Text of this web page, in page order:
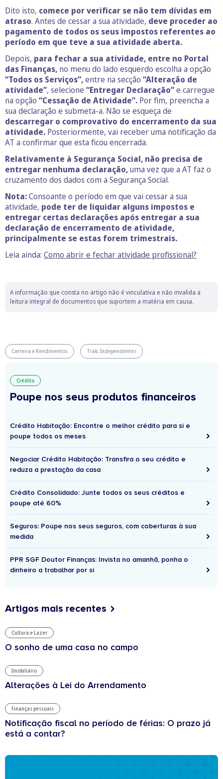
Dito isto, comece por verificar se não tem dívidas em
atraso. Antes de cessar a sua atividade, deve proceder ao
pagamento de todos os seus impostos referentes ao
período em que teve a sua atividade aberta.
Depois, para fechar a sua atividade, entre no Portal
das Finanças, no menu do lado esquerdo escolha a opção
“Todos os Serviços”,entre na secção “Alteração de
atividade”, selecione “Entregar Declaração”e carregue
na opção “Cessação de Atividade”. Por fim, preencha a
sua declaração e submeta-a. Não se esqueça de
descarregar o comprovativo do encerramento da sua
atividade. Posteriormente, vai receber uma notificação da
AT a confirmar que esta ficou encerrada.
Relativamente à Segurança Social, não precisa de
entregar nenhuma declaração,uma vez que a AT faz o
cruzamento dos dados com a Segurança Social.
Nota:Consoante o período em que vai cessar a sua
atividade, pode ter de liquidar alguns impostos e
entregar certas declarações após entregar a sua
declaração de encerramento de atividade,
principalmente se estas forem trimestrais.
Leia ainda: Como abrir e fechar atividade profissional?
A informação que consta no artigo não é vinculativa e não invalida a
leitura integral de documentos que suportem a matéria em causa.
Carreira e Rendimentos Trab. Independentes
Crédito
Poupe nos seus produtos financeiros
Crédito Habitação: Encontre o melhor crédito para si e
poupe todos os meses
Negociar Crédito Habitação: Transfira o seu crédito e
reduza a prestação da casa
Crédito Consolidado: Junte todos os seus créditos e
poupe até 60%
Seguros: Poupe nos seus seguros, com coberturas à sua
medida
PPR SGF Doutor Finanças: Invista no amanhã, ponha o
dinheiro a trabalhar por si
Artigos mais recentes
Cultura e Lazer
O sonho de uma casa no campo
Imobiliário
Alterações à Lei do Arrendamento
Finanças pessoais
Notificação fiscal no período de férias: O prazo já
está a contar?